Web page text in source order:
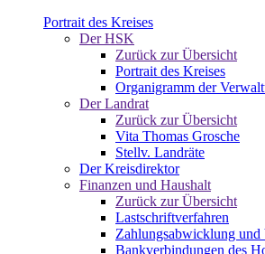
Portrait des Kreises
Der HSK
Zurück zur Übersicht
Portrait des Kreises
Organigramm der
Der Landrat
Zurück zur Übersicht
Vita Thomas Grosche
Stellv. Landräte
Der Kreisdirektor
Finanzen und Haushalt
Zurück zur Übersicht
Lastschriftverfahren
Zahlungsabwicklung und
Bankverbindungen des